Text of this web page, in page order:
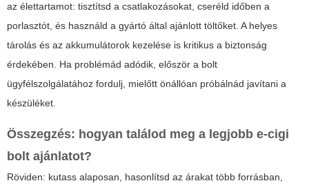
az élettartamot: tisztítsd a csatlakozásokat, cseréld időben a
porlasztót, és használd a gyártó által ajánlott töltőket. A helyes
tárolás és az akkumulátorok kezelése is kritikus a biztonság
érdekében. Ha problémád adódik, először a bolt
ügyfélszolgálatához fordulj, mielőtt önállóan próbálnád javítani a
készüléket.
Összegzés: hogyan találod meg a legjobb e-cigi
bolt ajánlatot?
Röviden: kutass alaposan, hasonlítsd az árakat több forrásban,